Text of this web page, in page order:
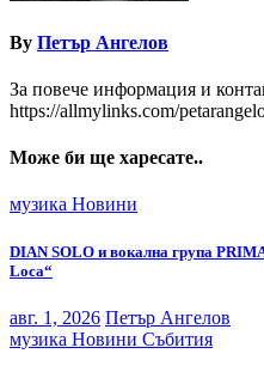
By Петър Ангелов
За повече информация и
https://allmylinks.com/
Може би ще харесате..
музика Новини
DIAN SOLO и вокална група
Loca“
авг. 1, 2026 Петър Ангелов
музика Новини Събития